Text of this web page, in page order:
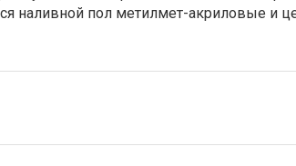
наливной пол метилмет-акриловые и